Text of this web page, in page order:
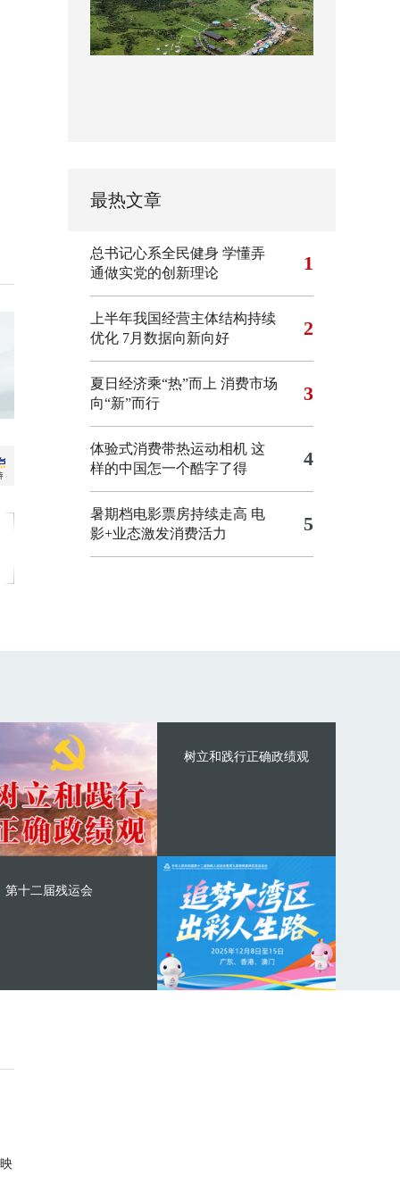
最热文章
总书记心系全民健身 学懂弄
通做实党的创新理论
1
上半年我国经营主体结构持续
优化 7月数据向新向好 2
夏日经济乘“热”而上 消费市场
向“新”而行
3
体验式消费带热运动相机 这
样的中国怎一个酷字了得
4
暑期档电影票房持续走高 电
影+业态激发消费活力
5
树立和践行正确政绩观
第十二届残运会